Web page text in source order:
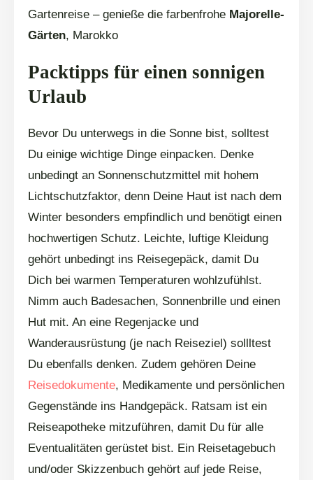
Gartenreise – genieße die farbenfrohe Majorelle-
Gärten, Marokko
Packtipps für einen sonnigen
Urlaub
Bevor Du unterwegs in die Sonne bist, solltest
Du einige wichtige Dinge einpacken. Denke
unbedingt an Sonnenschutzmittel mit hohem
Lichtschutzfaktor, denn Deine Haut ist nach dem
Winter besonders empfindlich und benötigt einen
hochwertigen Schutz. Leichte, luftige Kleidung
gehört unbedingt ins Reisegepäck, damit Du
Dich bei warmen Temperaturen wohlzufühlst.
Nimm auch Badesachen, Sonnenbrille und einen
Hut mit. An eine Regenjacke und
Wanderausrüstung (je nach Reiseziel) sollltest
Du ebenfalls denken. Zudem gehören Deine
Reisedokumente, Medikamente und persönlichen
Gegenstände ins Handgepäck. Ratsam ist ein
Reiseapotheke mitzuführen, damit Du für alle
Eventualitäten gerüstet bist. Ein Reisetagebuch
und/oder Skizzenbuch gehört auf jede Reise,